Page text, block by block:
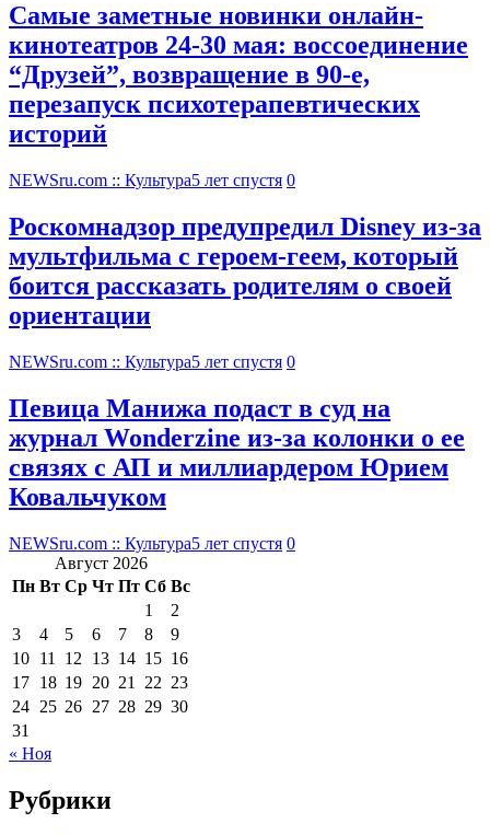
Самые заметные новинки онлайн-
кинотеатров 24-30 мая: воссоединение
“Друзей”, возвращение в 90-е,
перезапуск психотерапевтических
историй
NEWSru.com :: Культура5 лет спустя 0
Роскомнадзор предупредил Disney из-за
мультфильма c героем-геем, который
боится рассказать родителям о своей
ориентации
NEWSru.com :: Культура5 лет спустя 0
Певица Манижа подаст в суд на
журнал Wonderzine из-за колонки о ее
связях с АП и миллиардером Юрием
Ковальчуком
NEWSru.com :: Культура5 лет спустя 0
Август 2026
Пн Вт Ср Чт Пт Сб Вс
1
2
3
4 5 6 7 8
9
10 11 12 13 14 15 16
17 18 19 20 21 22 23
24 25 26 27 28 29 30
31
« Ноя
Рубрики